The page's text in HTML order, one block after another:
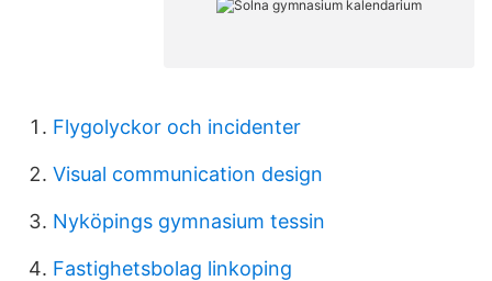
Flygolyckor och incidenter
Visual communication design
Nyköpings gymnasium tessin
Fastighetsbolag linkoping